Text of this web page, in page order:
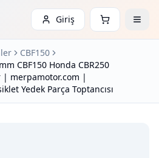
Giriş
CBF150
CBF150 Honda CBR250
| merpamotor.com |
Yedek Parça Toptancısı